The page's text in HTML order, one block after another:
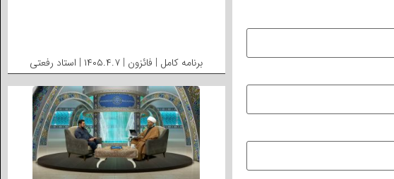
برنامه کامل | فائزون | ۱۴۰۵.۴.۷ | استاد رفعتی